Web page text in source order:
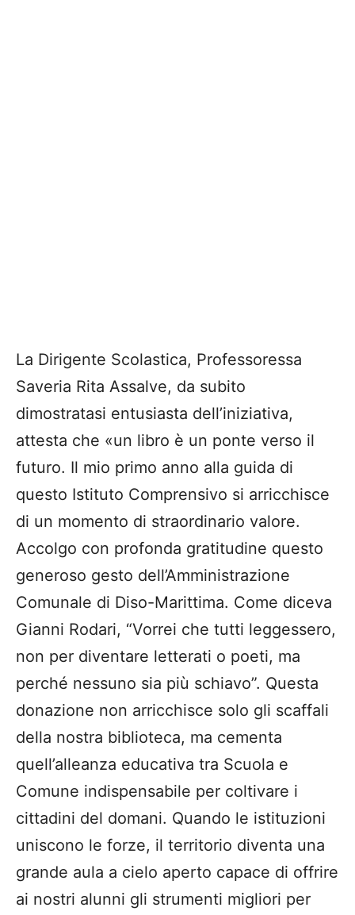
La Dirigente Scolastica, Professoressa
Saveria Rita Assalve, da subito
dimostratasi entusiasta dell’iniziativa,
attesta che «un libro è un ponte verso il
futuro. Il mio primo anno alla guida di
questo Istituto Comprensivo si arricchisce
di un momento di straordinario valore.
Accolgo con profonda gratitudine questo
generoso gesto dell’Amministrazione
Comunale di Diso-Marittima. Come diceva
Gianni Rodari, “Vorrei che tutti leggessero,
non per diventare letterati o poeti, ma
perché nessuno sia più schiavo”. Questa
donazione non arricchisce solo gli scaffali
della nostra biblioteca, ma cementa
quell’alleanza educativa tra Scuola e
Comune indispensabile per coltivare i
cittadini del domani. Quando le istituzioni
uniscono le forze, il territorio diventa una
grande aula a cielo aperto capace di offrire
ai nostri alunni gli strumenti migliori per